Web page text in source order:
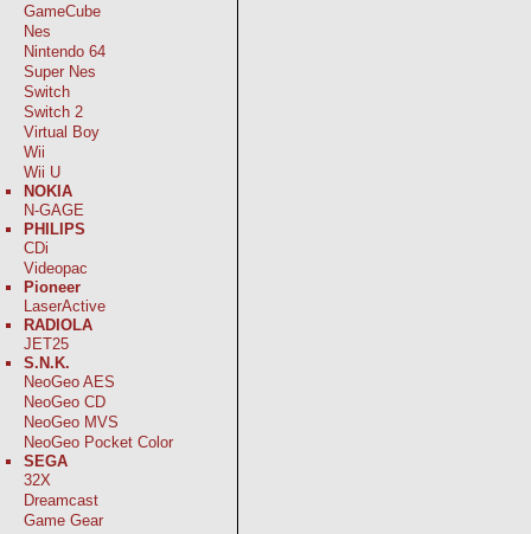
GameCube
Nes
Nintendo 64
Super Nes
Switch
Switch 2
Virtual Boy
Wii
Wii U
NOKIA
N-GAGE
PHILIPS
CDi
Videopac
Pioneer
LaserActive
RADIOLA
JET25
S.N.K.
NeoGeo AES
NeoGeo CD
NeoGeo MVS
NeoGeo Pocket Color
SEGA
32X
Dreamcast
Game Gear